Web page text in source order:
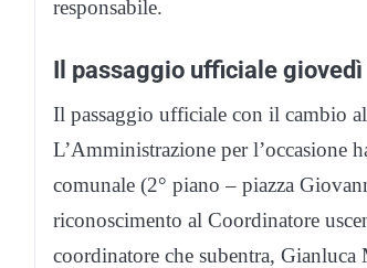
responsabile.
Il passaggio ufficiale
Il passaggio ufficiale con il cambio
L’Amministrazione per l’occasione
comunale (2° piano – piazza
riconoscimento al Coordinatore
coordinatore che subentra, Gianluca